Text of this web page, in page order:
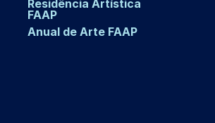
Residência Artística
FAAP
Anual de Arte FAAP